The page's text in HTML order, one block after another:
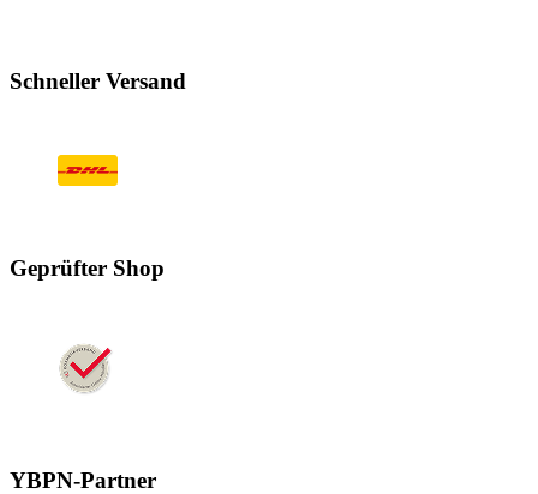
Schneller Versand
Geprüfter Shop
YBPN-Partner